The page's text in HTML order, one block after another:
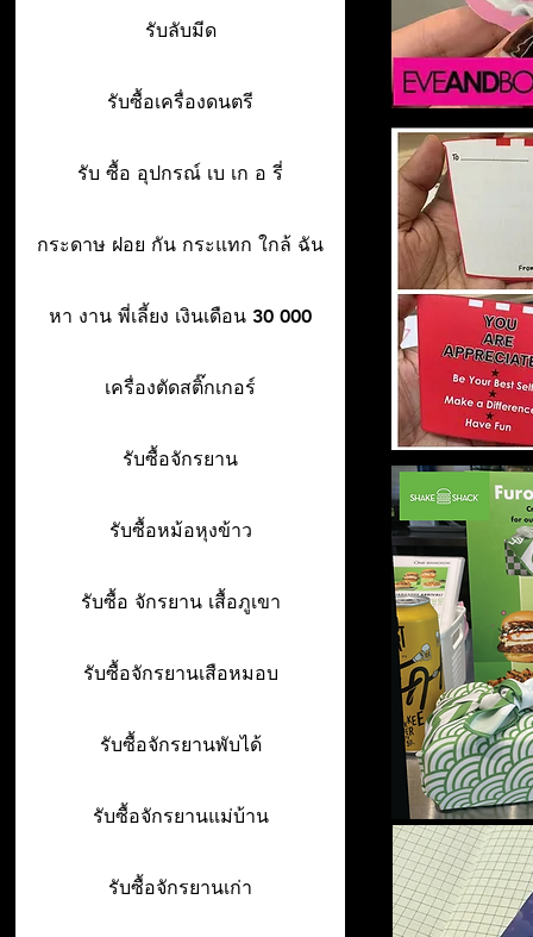
รับลับมีด
รับซื้อเครื่องดนตรี
รับ ซื้อ อุปกรณ์ เบ เก อ รี่
กระดาษ ฝอย กัน กระแทก ใกล้ ฉัน
หา งาน พี่เลี้ยง เงินเดือน 30 000
เครื่องตัดสติ๊กเกอร์
รับซื้อจักรยาน
รับซื้อหม้อหุงข้าว
รับซื้อ จักรยาน เสื้อภูเขา
รับซื้อจักรยานเสือหมอบ
รับซื้อจักรยานพับได้
รับซื้อจักรยานแม่บ้าน
รับซื้อจักรยานเก่า